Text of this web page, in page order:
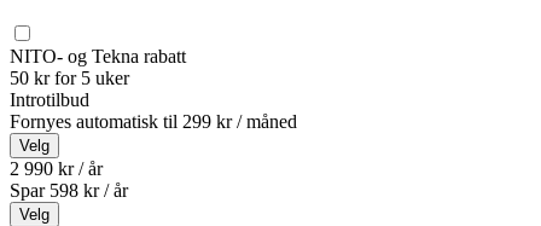
NITO- og Tekna rabatt
50 kr for 5 uker
Introtilbud
Fornyes automatisk til 299 kr / måned
Velg
2 990 kr / år
Spar 598 kr /år
Velg